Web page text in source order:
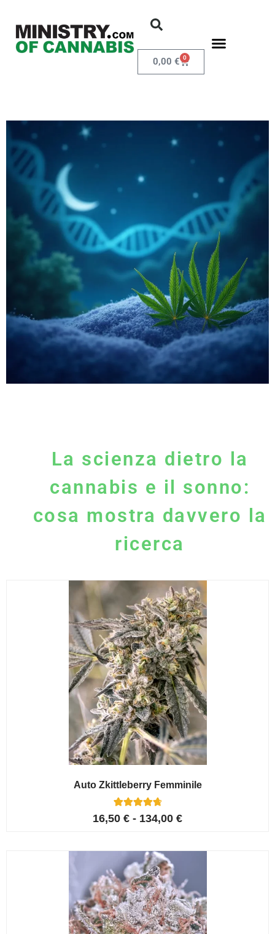
0,00 € 0
La scienza dietro la
cannabis e il sonno:
cosa mostra davvero la
ricerca
Auto Zkittleberry Femminile
Valutato
4.80
5
recensioni
16,50 € - 134,00 €